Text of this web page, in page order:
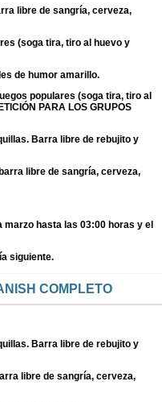
libre de sangría, cerveza,
(soga tira, tiro al huevo y
de humor amarillo.
populares (soga tira, tiro al
PARA LOS GRUPOS
Barra libre de rebujito y
libre de sangría, cerveza,
hasta las 03:00 horas y el
siguiente.
COMPLETO
Barra libre de rebujito y
libre de sangría, cerveza,